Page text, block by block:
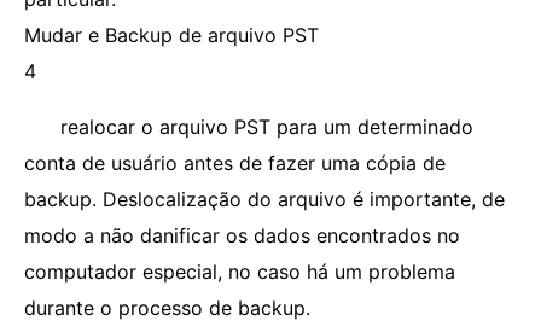
Mudar e Backup de arquivo PST
4
realocar o arquivo PST para um determinado
conta de usuário antes de fazer uma cópia de
backup. Deslocalização do arquivo é importante, de
modo a não danificar os dados encontrados no
computador especial, no caso há um problema
durante o processo de backup.